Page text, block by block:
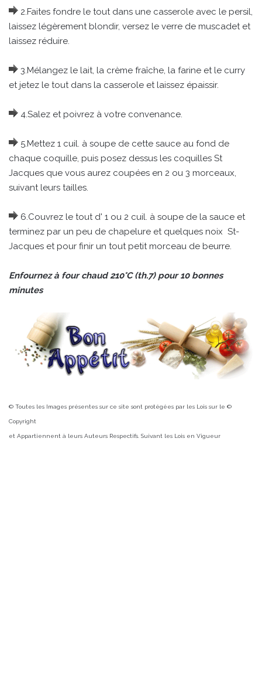
2.Faites fondre le tout dans une casserole avec le persil,
laissez légèrement blondir, versez le verre de muscadet et
laissez réduire.
3.Mélangez le lait, la crème fraîche, la farine et le curry
et jetez le tout dans la casserole et laissez épaissir.
4.Salez et poivrez à votre convenance.
5.Mettez 1 cuil. à soupe de cette sauce au fond de
chaque coquille, puis posez dessus les coquilles St
Jacques que vous aurez coupées en 2 ou 3 morceaux,
suivant leurs tailles.
6.Couvrez le tout d' 1 ou 2 cuil. à soupe de la sauce et
terminez par un peu de chapelure et quelques noix St-
Jacques et pour finir un tout petit morceau de beurre.
Enfournez à four chaud 210°C (th.7) pour 10 bonnes
minutes
© Toutes les Images présentes sur ce site sont protégées par les Lois sur le ©
Copyright
et Appartiennent à leurs Auteurs Respectifs. Suivant les Lois en Vigueur